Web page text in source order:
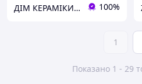
ДІМ КЕРАМІКИ Shostak 100%
1
Показано 1 - 29